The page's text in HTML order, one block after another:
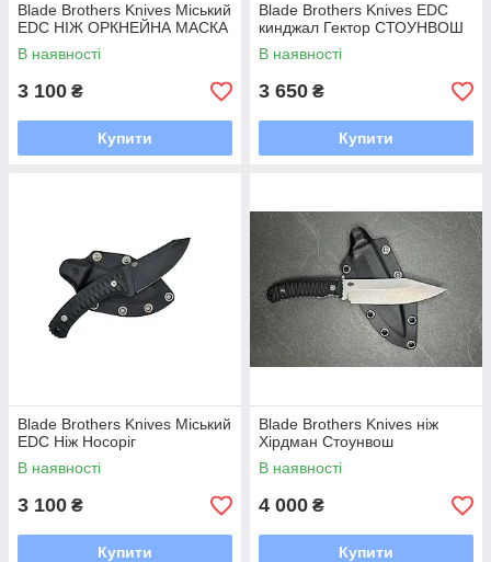
Blade Brothers Knives Міський
EDC НІЖ ОРКНЕЙНА МАСКА
В наявності
3 100 ₴
Купити
Blade Brothers Knives EDC
кинджал Гектор СТОУНВОШ
В наявності
3 650 ₴
Купити
Blade Brothers Knives Міський
EDC Ніж Носоріг
В наявності
3 100 ₴
Купити
Blade Brothers Knives ніж
Хірдман Стоунвош
В наявності
4 000 ₴
Купити